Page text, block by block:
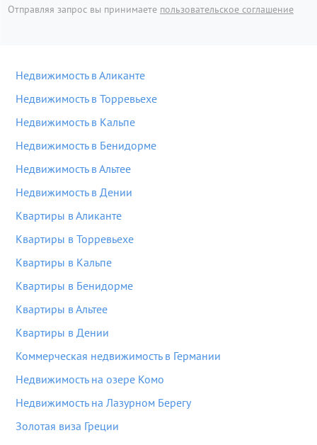
Отправляя запрос вы принимаете пользовательское соглашение
Недвижимость в Аликанте
Недвижимость в Торревьехе
Недвижимость в Кальпе
Недвижимость в Бенидорме
Недвижимость в Альтее
Недвижимость в Дении
Квартиры в Аликанте
Квартиры в Торревьехе
Квартиры в Кальпе
Квартиры в Бенидорме
Квартиры в Альтее
Квартиры в Дении
Коммерческая недвижимость в Германии
Недвижимость на озере Комо
Недвижимость на Лазурном Берегу
Золотая виза Греции